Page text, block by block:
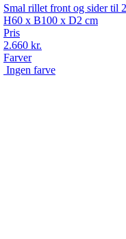
Smal rillet front og sider til
H60 x B100 x D2 cm
Pris
2.660 kr.
Farver
Ingen farve